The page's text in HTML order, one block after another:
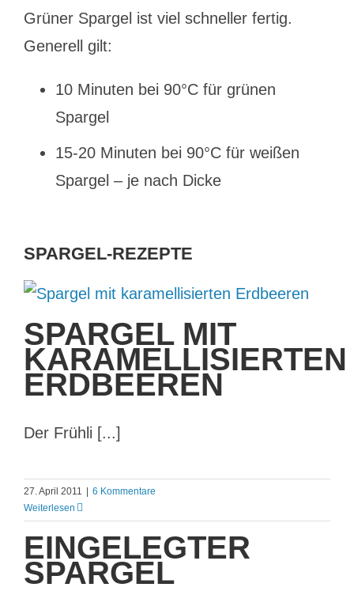
Grüner Spargel ist viel schneller fertig.
Generell gilt:
10 Minuten bei 90°C für grünen
Spargel
15-20 Minuten bei 90°C für weißen
Spargel – je nach Dicke
SPARGEL-REZEPTE
SPARGEL MIT
KARAMELLISIERTEN
ERDBEEREN
Der Frühli [...]
27. April 2011
6 Kommentare
Weiterlesen
EINGELEGTER
SPARGEL